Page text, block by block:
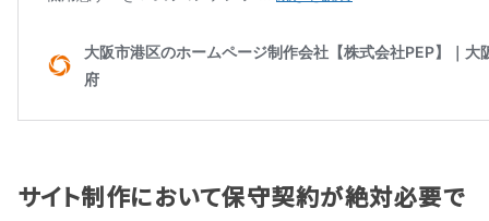
サイト制作において保守契約が絶対必要で